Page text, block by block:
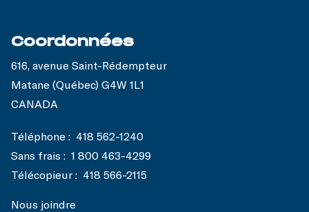
Coordonnées
616, avenue Saint-Rédempteur
Matane (Québec) G4W 1L1
CANADA
Téléphone : 418 562-1240
Sans frais : 1 800 463-4299
Télécopieur : 418 566-2115
Nous joindre